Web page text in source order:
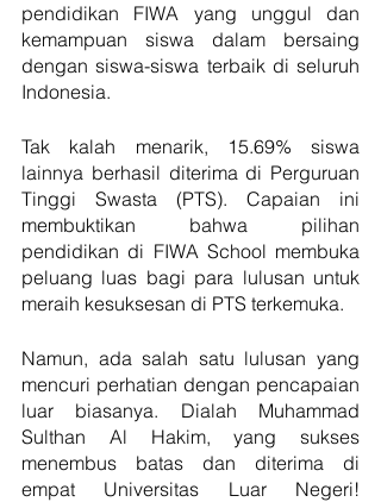
pendidikan FIWA yang unggul dan
kemampuan siswa dalam bersaing
dengan siswa-siswa terbaik di seluruh
Indonesia.
Tak kalah menarik, 15.69% siswa
lainnya berhasil diterima di Perguruan
Tinggi Swasta (PTS). Capaian ini
membuktikan bahwa pilihan
pendidikan di FIWA School membuka
peluang luas bagi para lulusan untuk
meraih kesuksesan di PTS terkemuka.
Namun, ada salah satu lulusan yang
mencuri perhatian dengan pencapaian
luar biasanya. Dialah Muhammad
Sulthan Al Hakim, yang sukses
menembus batas dan diterima di
empat Universitas Luar Negeri!